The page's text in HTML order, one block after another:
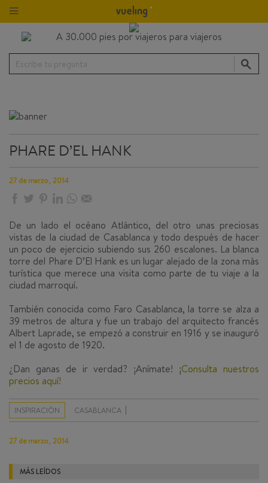
Escribe tu pregunta
PHARE D’EL HANK
27 de marzo, 2014
De un lado el océano Atlántico, del otro unas preciosas
vistas de la ciudad de Casablanca y todo después de hacer
un poco de ejercicio subiendo sus 260 escalones. La blanca
torre del Phare D’El Hank es un lugar alejado de la zona más
turística que merece una visita como parte de tu viaje a la
ciudad marroquí.
También conocida como Faro Casablanca, la torre se alza a
39 metros de altura y fue un trabajo del arquitecto francés
Albert Laprade, se empezó a construir en 1916 y se inauguró
el 1 de agosto de 1920.
¿Dan ganas de ir verdad? ¡Anímate! ¡Consulta nuestros
precios aquí!
INSPIRACIÓN CASABLANCA
27 de marzo, 2014
MÁS LEÍDOS